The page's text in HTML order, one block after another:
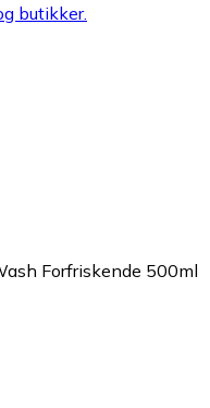
butikker.
Forfriskende 500ml